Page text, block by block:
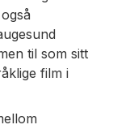
til som sitt
film i